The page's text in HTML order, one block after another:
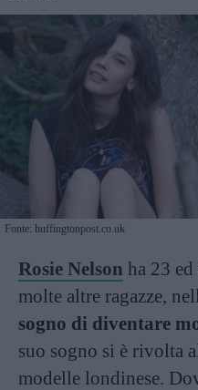
Fonte: huffingtonpost.co.uk
Rosie Nelson ha 23
molte altre ragazze,
sogno di diventare
suo sogno si è rivolta
modelle londinese.